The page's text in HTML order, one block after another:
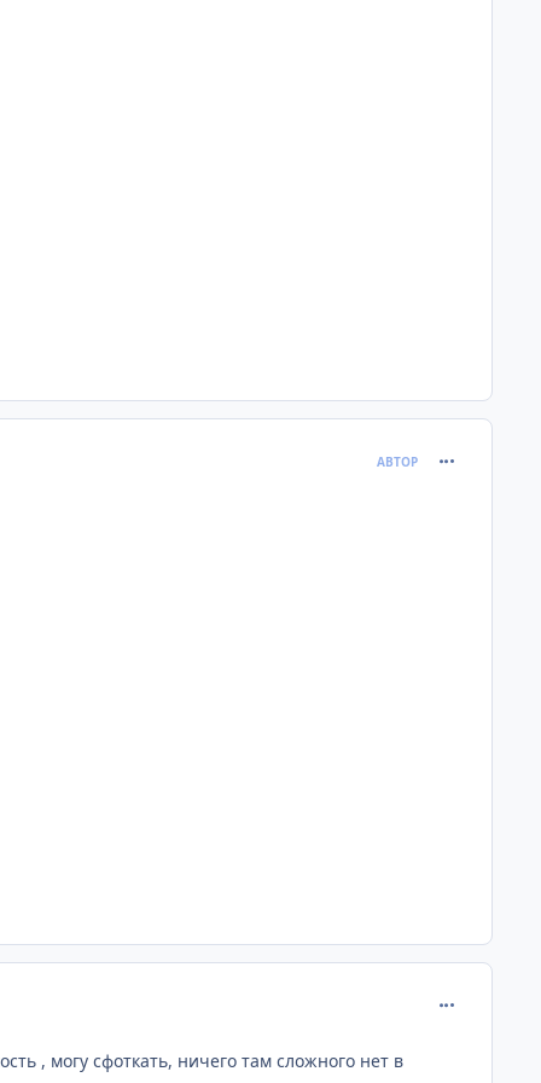
АВТОР
, могу сфоткать, ничего там сложного нет в